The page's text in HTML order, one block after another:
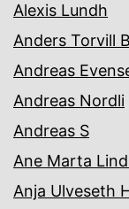
Alexis Lundh
Anders Torvill
Andreas
Andreas Nordli
Andreas S
Ane Marta
Anja Ulveseth